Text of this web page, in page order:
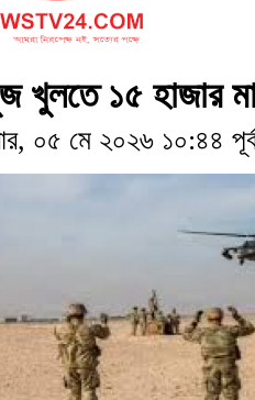
খুলতে ১৫ হাজার
০৫ মে ২০২৬ ১০:৪৪